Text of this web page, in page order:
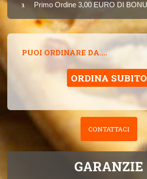
Primo Ordine 3,00 EURO DI BONUS!
PUOI ORDINARE DA....
ORDINA SUBITO
CONTATTACI
GARANZIE